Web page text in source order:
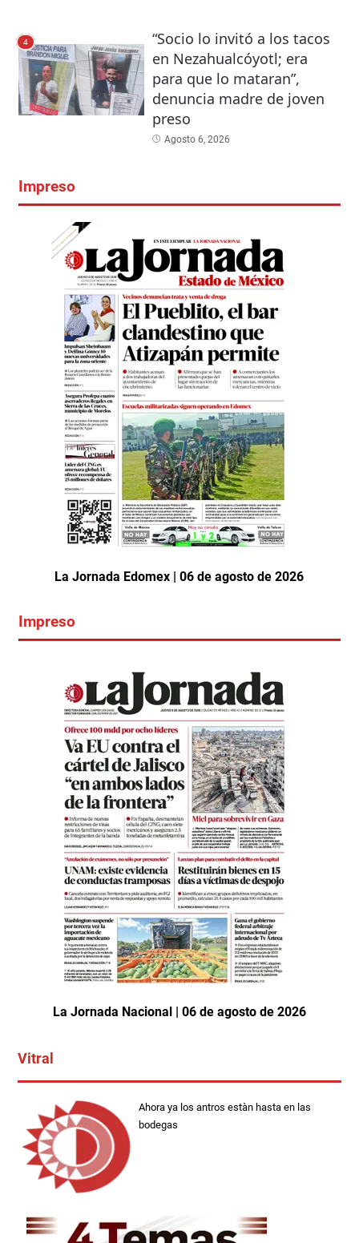
4
“Socio lo invitó a los tacos
en Nezahualcóyotl; era
para que lo mataran”,
denuncia madre de joven
preso
Agosto 6, 2026
Impreso
La Jornada Edomex | 06 de agosto de 2026
Impreso
La Jornada Nacional | 06 de agosto de 2026
Vitral
Ahora ya los antros estàn hasta en las
bodegas